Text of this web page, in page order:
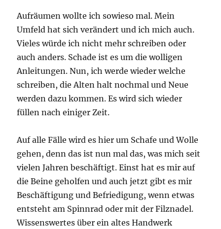
Aufräumen wollte ich sowieso mal. Mein
Umfeld hat sich verändert und ich mich auch.
Vieles würde ich nicht mehr schreiben oder
auch anders. Schade ist es um die wolligen
Anleitungen. Nun, ich werde wieder welche
schreiben, die Alten halt nochmal und Neue
werden dazu kommen. Es wird sich wieder
füllen nach einiger Zeit.
Auf alle Fälle wird es hier um Schafe und Wolle
gehen, denn das ist nun mal das, was mich seit
vielen Jahren beschäftigt. Einst hat es mir auf
die Beine geholfen und auch jetzt gibt es mir
Beschäftigung und Befriedigung, wenn etwas
entsteht am Spinnrad oder mit der Filznadel.
Wissenswertes über ein altes Handwerk